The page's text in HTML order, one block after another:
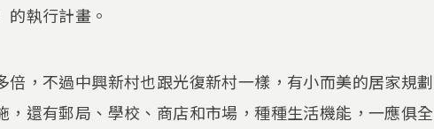
的執行計畫。
倍，不過中興新村也跟光復新村一樣，有小而美的居家規
，還有郵局、學校、商店和市場，種種生活機能，一應俱